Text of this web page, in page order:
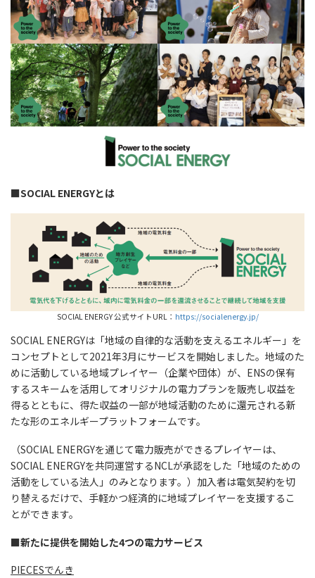
■SOCIAL ENERGYとは
SOCIAL ENERGY 公式サイトURL： https://socialenergy.jp/
SOCIAL ENERGYは「地域の自律的な活動を支えるエネルギー」を
コンセプトとして2021年3月にサービスを開始しました。地域のた
めに活動している地域プレイヤー（企業や団体）が、ENSの保有
するスキームを活用してオリジナルの電力プランを販売し収益を
得るとともに、得た収益の一部が地域活動のために還元される新
たな形のエネルギープラットフォームです。
（SOCIAL ENERGYを通じて電力販売ができるプレイヤーは、
SOCIAL ENERGYを共同運営するNCLが承認をした「地域のための
活動をしている法人」のみとなります。）加入者は電気契約を切
り替えるだけで、手軽かつ経済的に地域プレイヤーを支援するこ
とができます。
■新たに提供を開始した4つの電力サービス
PIECESでんき